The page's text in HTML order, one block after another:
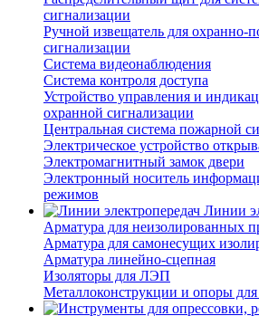
сигнализации
Ручной извещатель для охранно-
сигнализации
Система видеонаблюдения
Система контроля доступа
Устройство управления и
охранной сигнализации
Центральная система пожарной
Электрическое устройство
Электромагнитный замок двери
Электронный носитель
режимов
Линии
Арматура для неизолированных
Арматура для самонесущих
Арматура линейно-сцепная
Изоляторы для ЛЭП
Металлоконструкции и опоры